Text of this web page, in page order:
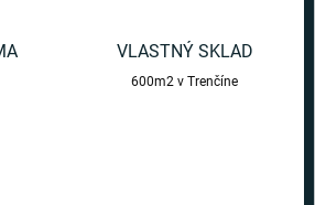
VLASTNÝ SKLAD
600m2 v Trenčíne